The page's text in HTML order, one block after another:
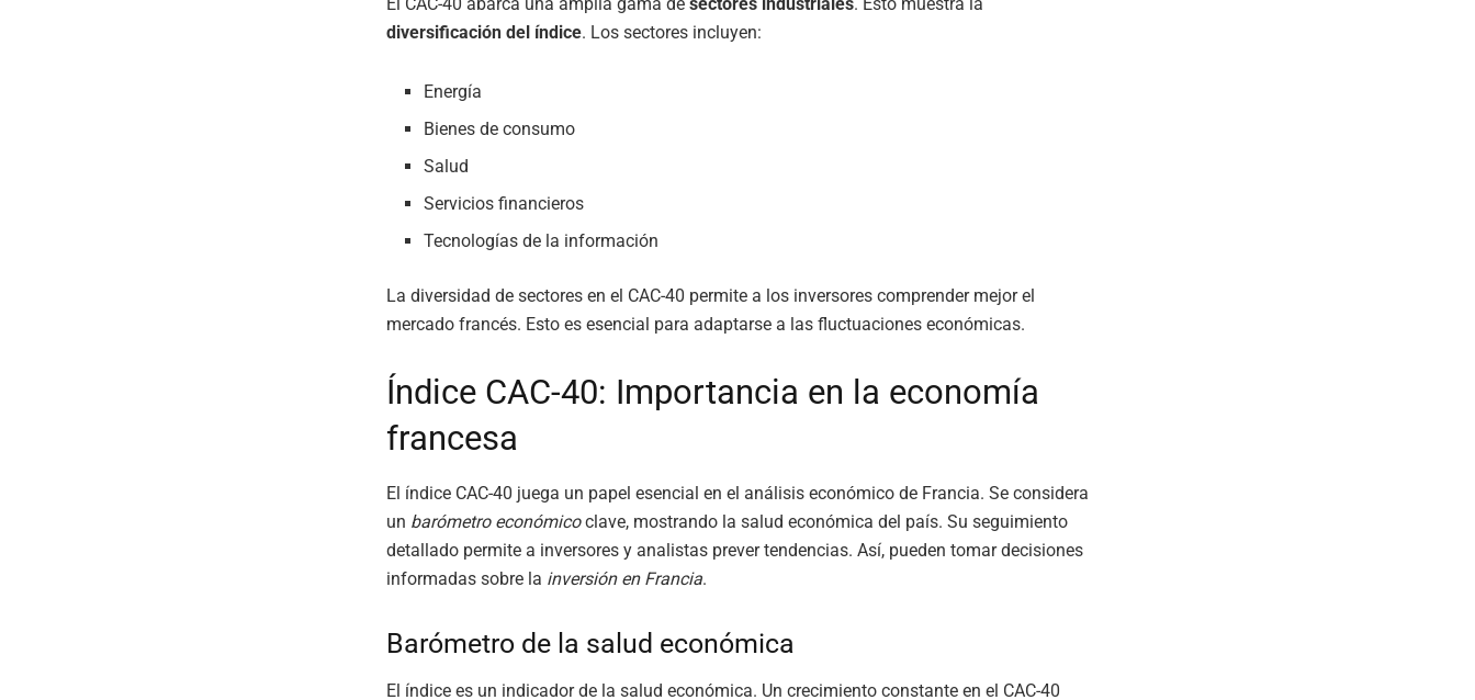
El CAC-40 abarca una amplia gama de sectores industriales. Esto muestra la
diversificación del índice. Los sectores incluyen:
Energía
Bienes de consumo
Salud
Servicios financieros
Tecnologías de la información
La diversidad de sectores en el CAC-40 permite a los inversores comprender mejor el
mercado francés. Esto es esencial para adaptarse a las fluctuaciones económicas.
Índice CAC-40: Importancia en la economía
francesa
El índice CAC-40 juega un papel esencial en el análisis económico de Francia. Se considera
un barómetro económicoclave, mostrando la salud económica del país. Su seguimiento
detallado permite a inversores y analistas prever tendencias. Así, pueden tomar decisiones
informadas sobre la inversión en Francia.
Barómetro de la salud económica
El índice es un indicador de la salud económica. Un crecimiento constante en el CAC-40